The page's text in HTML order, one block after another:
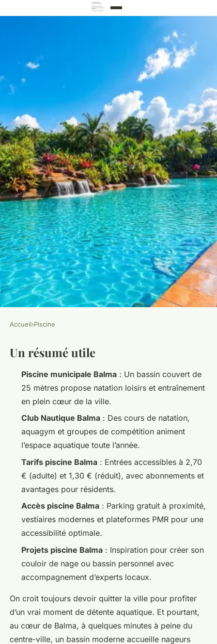
Découvrez le parc aquatique
de Balma en plein centre-ville
Blancheline•14/04/2026 16:38•9 min de lecture
Accueil›Piscine
Un résumé utile
Piscine municipale Balma : Un bassin couvert de
25 mètres propose natation loisirs et entraînement
en plein cœur de la ville.
Club Nautique Balma : Des cours de natation,
aquagym et groupes de compétition animent
l’espace aquatique toute l’année.
Tarifs piscine Balma : Entrées accessibles à 2,70
€ (adulte) et 1,30 € (réduit), avec abonnements et
avantages pour résidents.
Accès piscine Balma : Parking gratuit à proximité,
vestiaires modernes et plateformes PMR pour une
accessibilité optimale.
Projets piscine Balma : Inspiration pour créer son
couloir de nage ou bassin personnel avec
accompagnement d’experts locaux.
On croit toujours devoir quitter la ville pour profiter
d’un vrai moment de détente aquatique. Et pourtant,
au cœur de Balma, à quelques minutes à peine du
centre-ville, un bassin moderne accueille nageurs